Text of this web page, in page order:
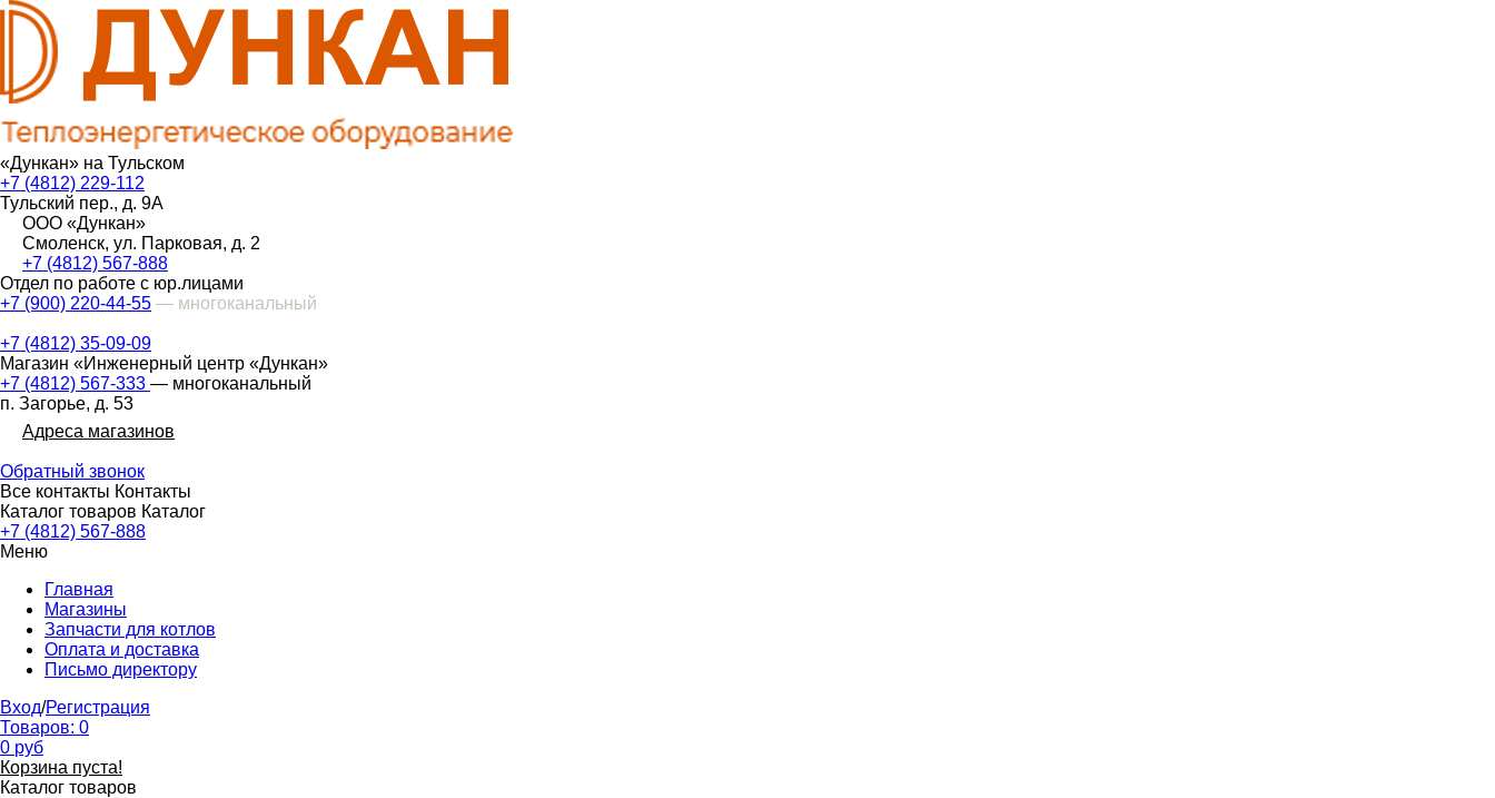
«Дункан» на Тульском
+7 (4812) 229-112
Тульский пер., д. 9А
ООО «Дункан»
Смоленск, ул. Парковая, д. 2
+7 (4812) 567-888
Отдел по работе с юр.лицами
+7 (900) 220-44-55 — многоканальный
+7 (4812) 35-09-09
Магазин «Инженерный центр «Дункан»
+7 (4812) 567-333 — многоканальный
п. Загорье, д. 53
Адреса магазинов
Обратный звонок
Все контакты Контакты
Каталог товаров Каталог
+7 (4812) 567-888
Меню
Главная
Магазины
Запчасти для котлов
Оплата и доставка
Письмо директору
Вход/Регистрация
Товаров: 0
0 руб
Корзина пуста!
Каталог товаров